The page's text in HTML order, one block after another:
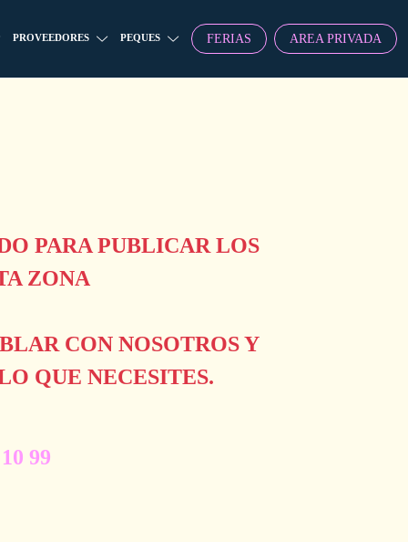
PROVEEDORES PEQUES FERIAS AREA PRIVADA
PARA PUBLICAR LOS
ZONA
CON NOSOTROS Y
QUE NECESITES.
99